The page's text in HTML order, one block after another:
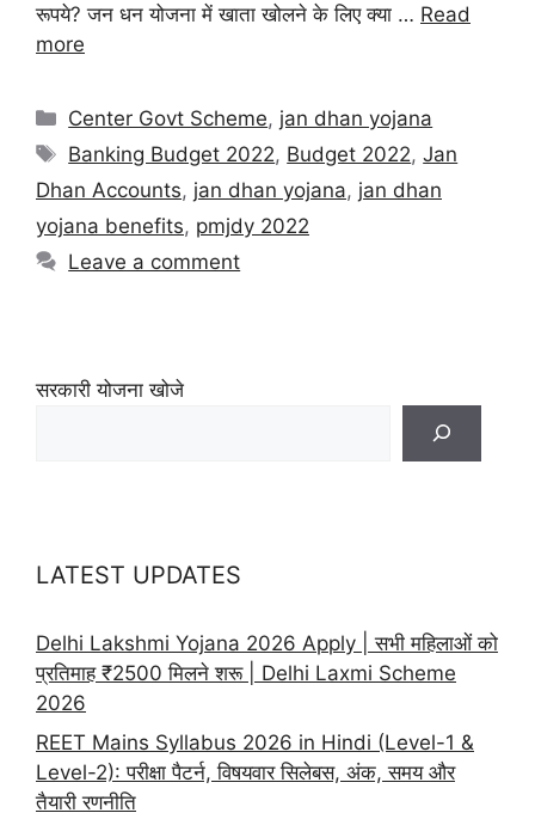
रूपये? जन धन योजना में खाता खोलने के लिए क्या … Read
more
Center Govt Scheme, jan dhan yojana
Banking Budget 2022, Budget 2022,Jan
Dhan Accounts, jan dhan yojana, jan dhan
yojana benefits, pmjdy 2022
Leave a comment
सरकारी योजना खोजे
LATEST UPDATES
Delhi Lakshmi Yojana 2026 Apply | सभी महिलाओं को
प्रतिमाह ₹2500 मिलने शरू | Delhi Laxmi Scheme
2026
REET Mains Syllabus 2026 in Hindi (Level-1 &
Level-2): परीक्षा पैटर्न, विषयवार सिलेबस, अंक, समय और
तैयारी रणनीति